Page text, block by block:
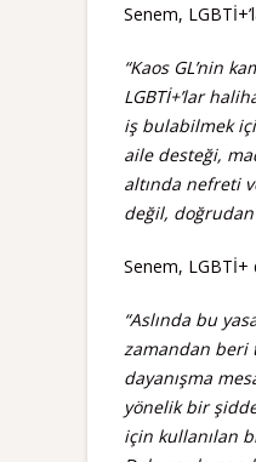
Senem,
“Kaos GL’nin
LGBTİ+’lar
iş bulabilmek
aile desteği,
altında nefreti
değil, doğrudan
Senem, LGBTİ+
“Aslında bu
zamandan beri
dayanışma
yönelik bir
için kullanılan